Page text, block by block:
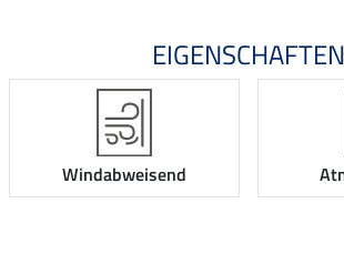
EIGENSCHAFTEN
Windabweisend